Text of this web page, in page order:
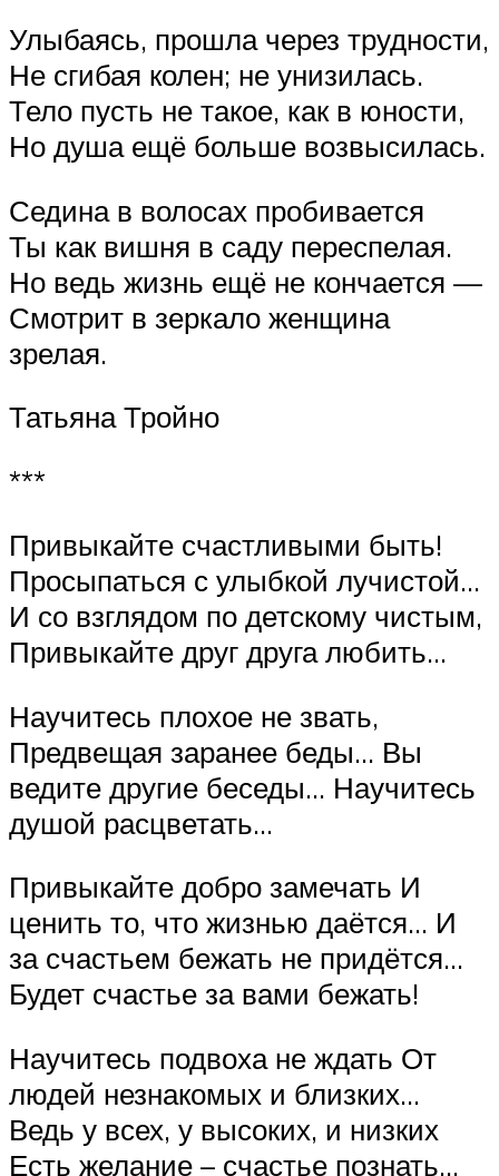
Улыбаясь, прошла через трудности,
Не сгибая колен; не унизилась.
Тело пусть не такое, как в юности,
Но душа ещё больше возвысилась.
Седина в волосах пробивается
Ты как вишня в саду переспелая.
Но ведь жизнь ещё не кончается —
Смотрит в зеркало женщина
зрелая.
Татьяна Тройно
***
Привыкайте счастливыми быть!
Просыпаться с улыбкой лучистой…
И со взглядом по детскому чистым,
Привыкайте друг друга любить…
Научитесь плохое не звать,
Предвещая заранее беды… Вы
ведите другие беседы… Научитесь
душой расцветать…
Привыкайте добро замечать И
ценить то, что жизнью даётся… И
за счастьем бежать не придётся…
Будет счастье за вами бежать!
Научитесь подвоха не ждать От
людей незнакомых и близких…
Ведь у всех, у высоких, и низких
Есть желание – счастье познать…